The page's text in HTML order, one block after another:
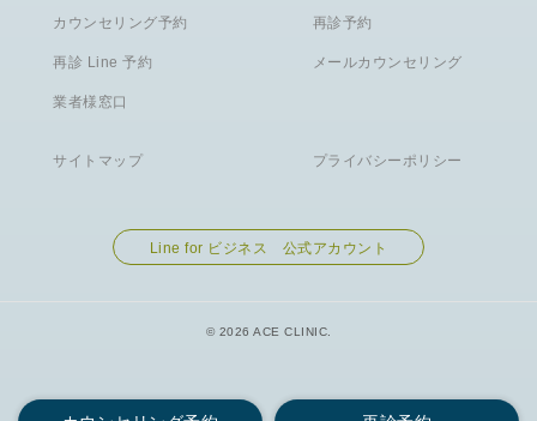
カウンセリング予約 再診予約
再診 Line 予約 メールカウンセリング
業者様窓口
サイトマップ プライバシーポリシー
Line for ビジネス 公式アカウント
© 2026 ACE CLINIC.